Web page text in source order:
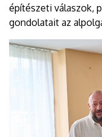
építészeti válaszok,
gondolatait az